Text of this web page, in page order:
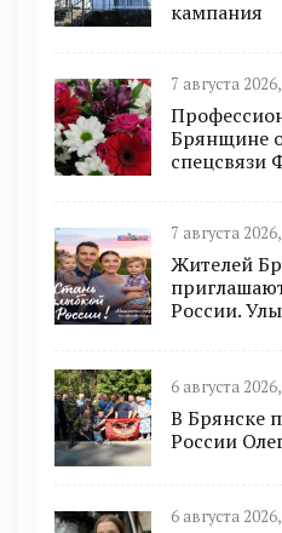
кампания
7 августа
Брянщине
спецсвязи
7 августа
Жителей
России.
6 августа
В Брянске
России
6 августа